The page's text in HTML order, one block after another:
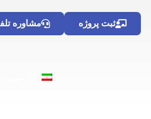
مشاوره ثبت پروژه